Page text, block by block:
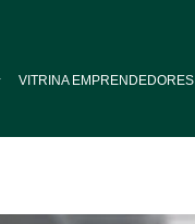
VITRINA EMPRENDEDORES